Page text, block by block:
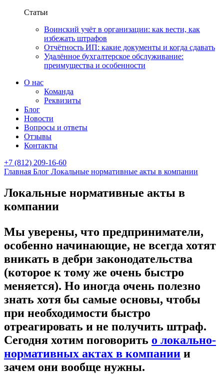
Статьи
Воинский учёт в организации: как вести, как
избежать штрафов
Отчётность ИП: какие документы и когда сдавать
Удалённое бухгалтерское обслуживание:
преимущества и особенности
О нас
Команда
Реквизиты
Блог
Новости
Вопросы и ответы
Отзывы
Контакты
+7 (812) 209-16-60
Главная Блог Локальные нормативные акты в компании
Локальные нормативные акты в
компании
Мы уверены, что предприниматели,
особенно начинающие, не всегда хотят
вникать в дебри законодательства
(которое к тому же очень быстро
меняется). Но иногда очень полезно
знать хотя бы самые основы, чтобы
при необходимости быстро
отреагировать и не получить штраф.
Сегодня хотим поговорить о локально-
нормативных актах в компании и
зачем они вообще нужны.